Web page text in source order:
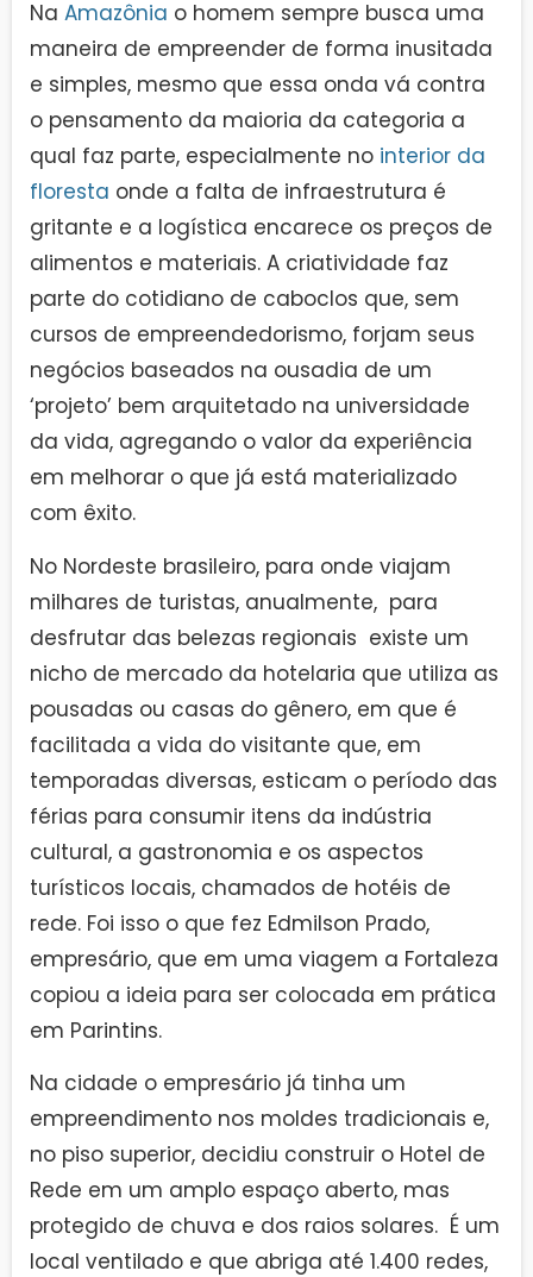
Na Amazônia o homem sempre busca uma
maneira de empreender de forma inusitada
e simples, mesmo que essa onda vá contra
o pensamento da maioria da categoria a
qual faz parte, especialmente no interior da
floresta onde a falta de infraestrutura é
gritante e a logística encarece os preços de
alimentos e materiais. A criatividade faz
parte do cotidiano de caboclos que, sem
cursos de empreendedorismo, forjam seus
negócios baseados na ousadia de um
‘projeto’ bem arquitetado na universidade
da vida, agregando o valor da experiência
em melhorar o que já está materializado
com êxito.
No Nordeste brasileiro, para onde viajam
milhares de turistas, anualmente, para
desfrutar das belezas regionais existe um
nicho de mercado da hotelaria que utiliza as
pousadas ou casas do gênero, em que é
facilitada a vida do visitante que, em
temporadas diversas, esticam o período das
férias para consumir itens da indústria
cultural, a gastronomia e os aspectos
turísticos locais, chamados de hotéis de
rede. Foi isso o que fez Edmilson Prado,
empresário, que em uma viagem a Fortaleza
copiou a ideia para ser colocada em prática
em Parintins.
Na cidade o empresário já tinha um
empreendimento nos moldes tradicionais e,
no piso superior, decidiu construir o Hotel de
Rede em um amplo espaço aberto, mas
protegido de chuva e dos raios solares. É um
local ventilado e que abriga até 1.400 redes,